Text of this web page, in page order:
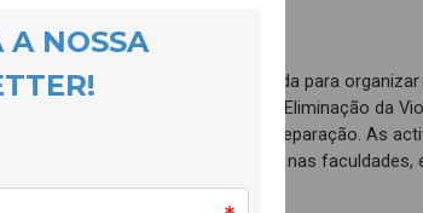
30 October 2025
Foi constituída uma parceria alargada para
assinalar o Dia Internacional para a Eliminação da
decorreram já dois encontros de preparação. As
passam por sessões em escolas e nas faculdades,
online e uma cerimónia pública.